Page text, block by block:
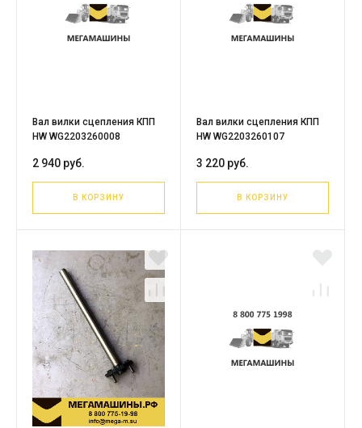
Вал вилки сцепления КПП
HW WG2203260008
2 940 руб.
В КОРЗИНУ
Вал вилки сцепления КПП
HW WG2203260107
3 220 руб.
В КОРЗИНУ